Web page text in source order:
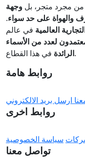
من مجرد متجر، بل وجهة
والهواة على حد سواء.
العالمية في عالم
لعدد من الأسماء
الرائدةفي هذا القطاع.
روابط هامة
ارسل بريد الالكتروني
روابط اخرى
سياسة الخصوصية
تواصل معنا